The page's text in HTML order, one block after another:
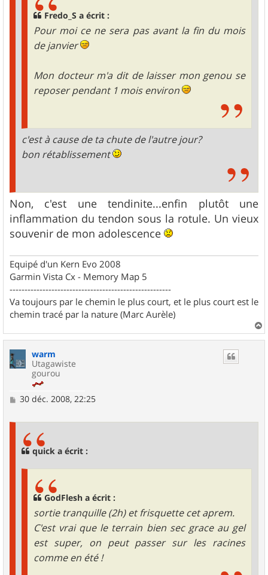
Fredo_S a écrit :
Pour moi ce ne sera pas avant la fin du mois
de janvier
Mon docteur m'a dit de laisser mon genou se
reposer pendant 1 mois environ
c'est à cause de ta chute de l'autre jour?
bon rétablissement
Non, c'est une tendinite...enfin plutôt une
inflammation du tendon sous la rotule. Un vieux
souvenir de mon adolescence
Equipé d'un Kern Evo 2008
Garmin Vista Cx - Memory Map 5
------------------------------------------------------
Va toujours par le chemin le plus court, et le plus court est le
chemin tracé par la nature (Marc Aurèle)
a
warm
Utagawiste
gourou
M
30 déc. 2008, 22:25
quick a écrit :
GodFlesh a écrit :
sortie tranquille (2h) et frisquette cet aprem.
C'est vrai que le terrain bien sec grace au gel
est super, on peut passer sur les racines
comme en été !